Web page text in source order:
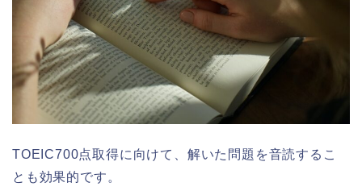
TOEIC700点取得に向けて、解いた問題を音読するこ
とも効果的です。